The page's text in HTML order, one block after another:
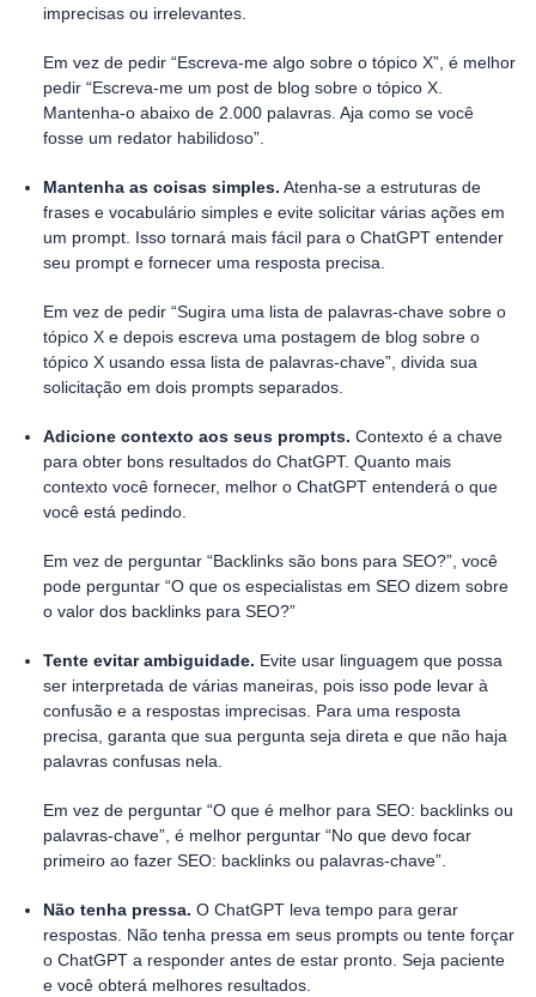
imprecisas ou irrelevantes.
Em vez de pedir “Escreva-me algo sobre o tópico X”, é melhor
pedir “Escreva-me um post de blog sobre o tópico X.
Mantenha-o abaixo de 2.000 palavras. Aja como se você
fosse um redator habilidoso”.
Mantenha as coisas simples. Atenha-se a estruturas de
frases e vocabulário simples e evite solicitar várias ações em
um prompt. Isso tornará mais fácil para o ChatGPT entender
seu prompt e fornecer uma resposta precisa.
Em vez de pedir “Sugira uma lista de palavras-chave sobre o
tópico X e depois escreva uma postagem de blog sobre o
tópico X usando essa lista de palavras-chave”, divida sua
solicitação em dois prompts separados.
Adicione contexto aos seus prompts. Contexto é a chave
para obter bons resultados do ChatGPT. Quanto mais
contexto você fornecer, melhor o ChatGPT entenderá o que
você está pedindo.
Em vez de perguntar “Backlinks são bons para SEO?”, você
pode perguntar “O que os especialistas em SEO dizem sobre
o valor dos backlinks para SEO?”
Tente evitar ambiguidade. Evite usar linguagem que possa
ser interpretada de várias maneiras, pois isso pode levar à
confusão e a respostas imprecisas. Para uma resposta
precisa, garanta que sua pergunta seja direta e que não haja
palavras confusas nela.
Em vez de perguntar “O que é melhor para SEO: backlinks ou
palavras-chave”, é melhor perguntar “No que devo focar
primeiro ao fazer SEO: backlinks ou palavras-chave”.
Não tenha pressa. O ChatGPT leva tempo para gerar
respostas. Não tenha pressa em seus prompts ou tente forçar
o ChatGPT a responder antes de estar pronto. Seja paciente
e você obterá melhores resultados.